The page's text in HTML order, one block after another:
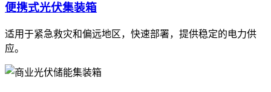
便携式光伏集装箱
适用于紧急救灾和偏远地区，快速部署，提供稳定的电力供
应。